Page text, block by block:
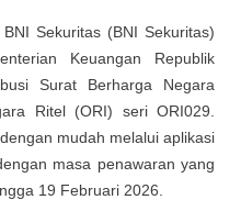
Sekuritas (BNI Sekuritas)
Keuangan Republik
Surat Berharga Negara
Ritel (ORI) seri ORI029.
mudah melalui aplikasi
masa penawaran yang
19 Februari 2026.